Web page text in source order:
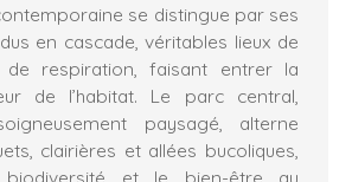
se distingue par ses
en cascade, véritables lieux de
de respiration, faisant entrer la
de l’habitat. Le parc central,
paysagé, alterne
clairières et allées bucoliques,
et le bien-être au